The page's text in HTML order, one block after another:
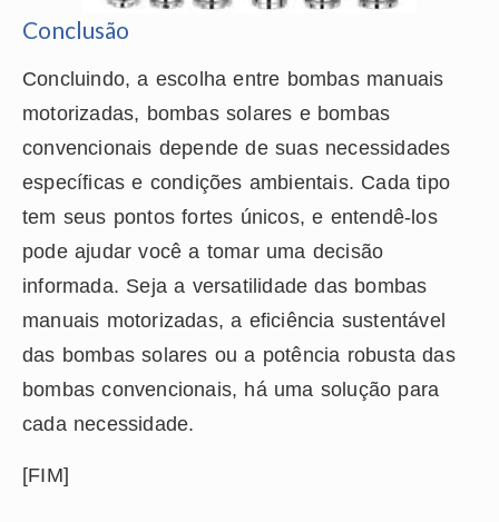
Conclusão
Concluindo, a escolha entre bombas manuais
motorizadas, bombas solares e bombas
convencionais depende de suas necessidades
específicas e condições ambientais. Cada tipo
tem seus pontos fortes únicos, e entendê-los
pode ajudar você a tomar uma decisão
informada. Seja a versatilidade das bombas
manuais motorizadas, a eficiência sustentável
das bombas solares ou a potência robusta das
bombas convencionais, há uma solução para
cada necessidade.
[FIM]